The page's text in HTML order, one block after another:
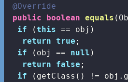
@Override
public
boolean equals
if (this == obj)
return true ;
if (obj == null )
return
false ;
if (getClass() !=